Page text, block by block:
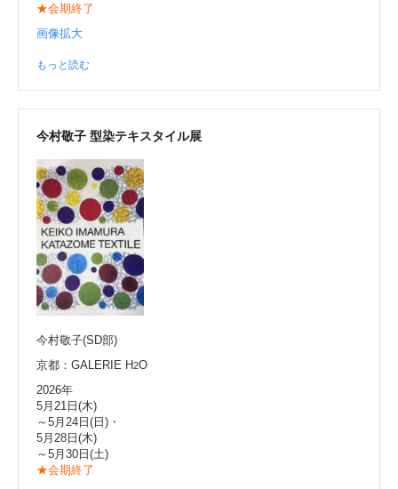
★会期終了
画像拡大
もっと読む
今村敬子 型染テキスタイル展
今村敬子(SD部)
京都：GALERIE H2O
2026年
5月21日(木)
～5月24日(日)・
5月28日(木)
～5月30日(土)
★会期終了